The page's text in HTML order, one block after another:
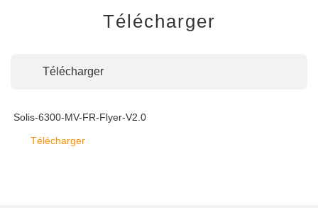
Télécharger
Télécharger
Solis-6300-MV-FR-Flyer-V2.0
Télécharger